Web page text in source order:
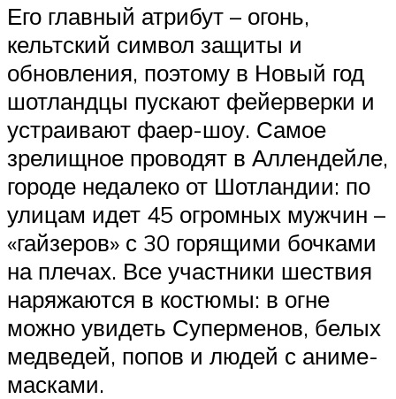
Его главный атрибут – огонь,
кельтский символ защиты и
обновления, поэтому в Новый год
шотландцы пускают фейерверки и
устраивают фаер-шоу. Самое
зрелищное проводят в Аллендейле,
городе недалеко от Шотландии: по
улицам идет 45 огромных мужчин –
«гайзеров» с 30 горящими бочками
на плечах. Все участники шествия
наряжаются в костюмы: в огне
можно увидеть Суперменов, белых
медведей, попов и людей с аниме-
масками.